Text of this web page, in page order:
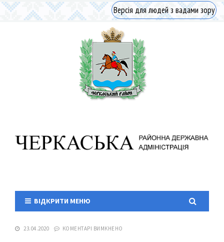
Версія для людей з вадами зору
ВІДКРИТИ МЕНЮ
23.04.2020 КОМЕНТАРІ ВИМКНЕНО